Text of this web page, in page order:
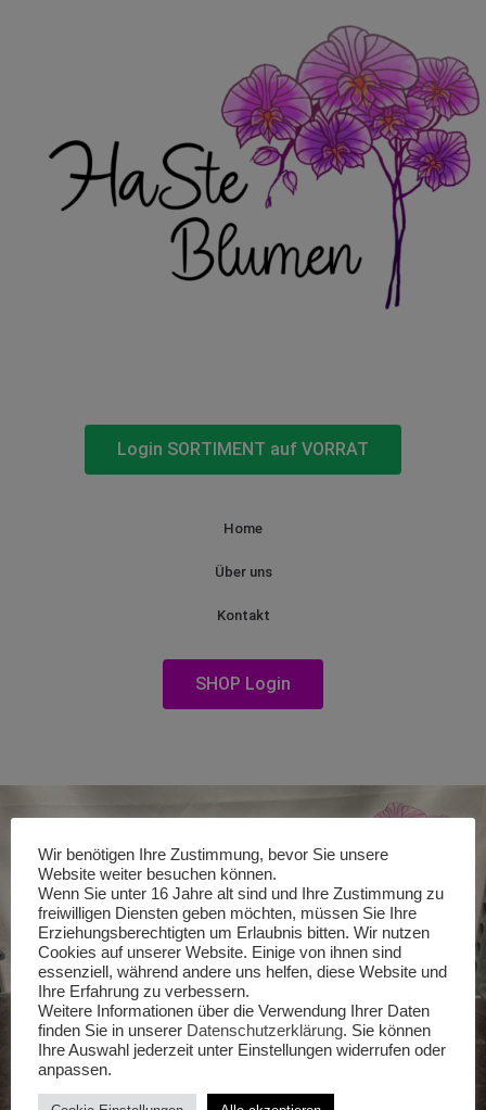
Login SORTIMENT auf VORRAT
Home
Über uns
Kontakt
SHOP Login
Wir benötigen Ihre Zustimmung, bevor Sie unsere
Website weiter besuchen können.
Wenn Sie unter 16 Jahre alt sind und Ihre Zustimmung zu
freiwilligen Diensten geben möchten, müssen Sie Ihre
Erziehungsberechtigten um Erlaubnis bitten. Wir nutzen
Cookies auf unserer Website. Einige von ihnen sind
essenziell, während andere uns helfen, diese Website und
Ihre Erfahrung zu verbessern.
Weitere Informationen über die Verwendung Ihrer Daten
finden Sie in unserer Datenschutzerklärung. Sie können
Ihre Auswahl jederzeit unter Einstellungen widerrufen oder
anpassen.